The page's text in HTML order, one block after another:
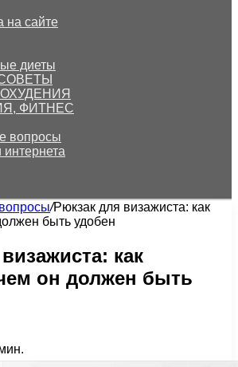
на сайте
диеты
ФИТНЕС
вопросы
интернета
/Рюкзак для визажиста: как
быть удобен
как
он должен быть